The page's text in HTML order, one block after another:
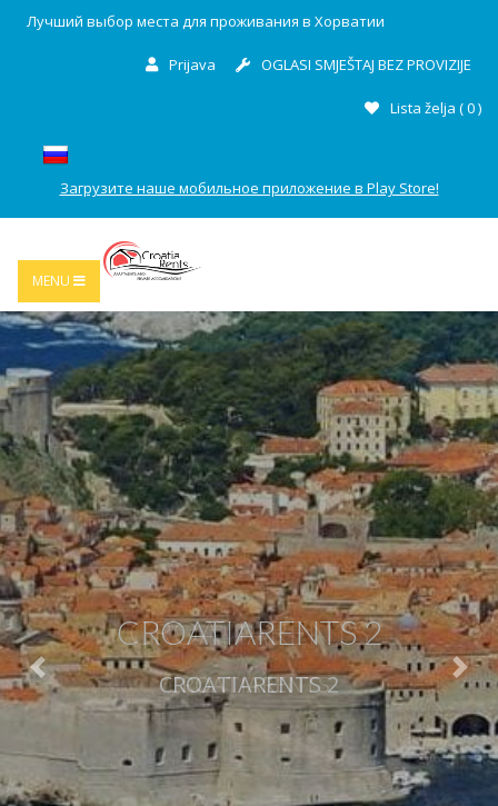
Лучший выбор места для проживания в Хорватии
Prijava OGLASI SMJEŠTAJ BEZ PROVIZIJE
Lista želja (0)
Загрузите наше мобильное приложение в Play Store!
MENU
CROATIARENTS 2
CROATIARENTS 2
Previous Next